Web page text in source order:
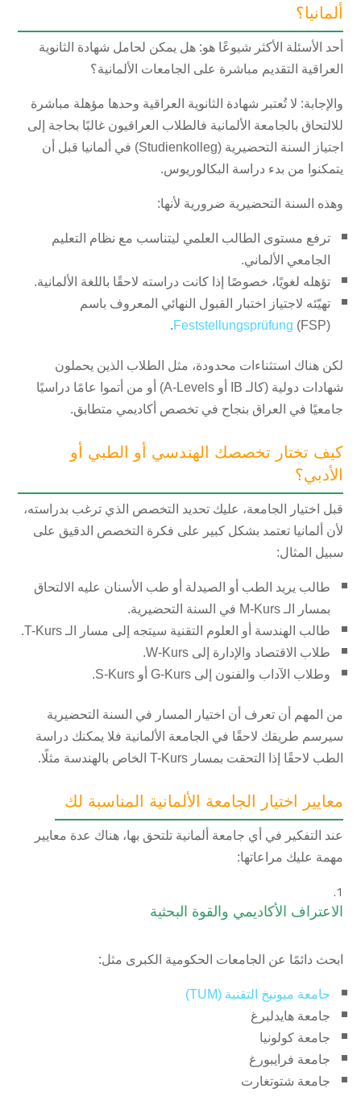
ألمانيا؟
أحد الأسئلة الأكثر شيوعًا هو: هل يمكن لحامل شهادة الثانوية
العراقية التقديم مباشرة على الجامعات الألمانية؟
والإجابة: لا تُعتبر شهادة الثانوية العراقية وحدها مؤهلة مباشرة
للالتحاق بالجامعة الألمانية فالطلاب العراقيون غالبًا بحاجة إلى
اجتياز السنة التحضيرية (Studienkolleg) في ألمانيا قبل أن
يتمكنوا من بدء دراسة البكالوريوس.
وهذه السنة التحضيرية ضرورية لأنها:
ترفع مستوى الطالب العلمي ليتناسب مع نظام التعليم
الجامعي الألماني.
تؤهله لغويًا، خصوصًا إذا كانت دراسته لاحقًا باللغة الألمانية.
تهيّئه لاجتياز اختبار القبول النهائي المعروف باسم
Feststellungsprüfung (FSP).
لكن هناك استثناءات محدودة، مثل الطلاب الذين يحملون
شهادات دولية (كالـ IB أو A-Levels) أو من أتموا عامًا دراسيًا
جامعيًا في العراق بنجاح في تخصص أكاديمي متطابق.
كيف تختار تخصصك الهندسي أو الطبي أو
الأدبي؟
قبل اختيار الجامعة، عليك تحديد التخصص الذي ترغب بدراسته،
لأن ألمانيا تعتمد بشكل كبير على فكرة التخصص الدقيق على
سبيل المثال:
طالب يريد الطب أو الصيدلة أو طب الأسنان عليه الالتحاق
بمسار الـ M-Kurs في السنة التحضيرية.
طالب الهندسة أو العلوم التقنية سيتجه إلى مسار الـ T-Kurs.
طلاب الاقتصاد والإدارة إلى W-Kurs.
وطلاب الآداب والفنون إلى G-Kurs أو S-Kurs.
من المهم أن تعرف أن اختيار المسار في السنة التحضيرية
سيرسم طريقك لاحقًا في الجامعة الألمانية فلا يمكنك دراسة
الطب لاحقًا إذا التحقت بمسار T-Kurs الخاص بالهندسة مثلًا.
معايير اختيار الجامعة الألمانية المناسبة لك
عند التفكير في أي جامعة ألمانية تلتحق بها، هناك عدة معايير
مهمة عليك مراعاتها:
الاعتراف الأكاديمي والقوة البحثية
ابحث دائمًا عن الجامعات الحكومية الكبرى مثل:
جامعة ميونيخ التقنية (TUM)
جامعة هايدلبرغ
جامعة كولونيا
جامعة فرايبورغ
جامعة شتوتغارت